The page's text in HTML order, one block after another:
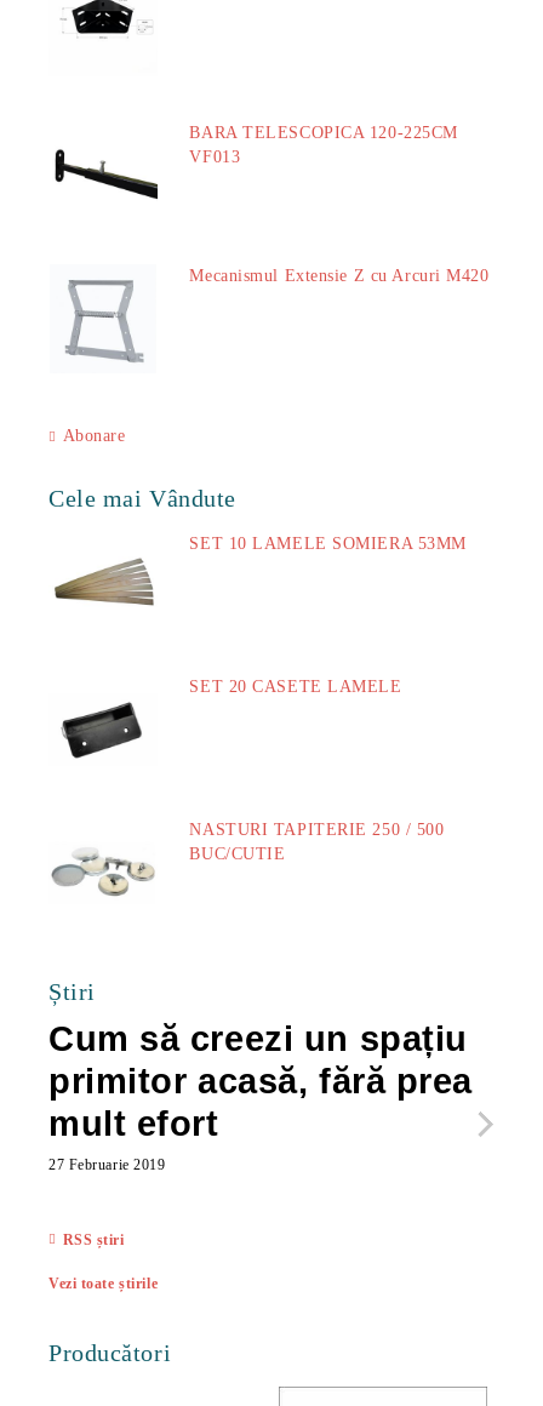
BARA TELESCOPICA 120-225CM
VF013
Mecanismul Extensie Z cu Arcuri M420
Abonare
Cele mai Vândute
SET 10 LAMELE SOMIERA 53MM
SET 20 CASETE LAMELE
NASTURI TAPITERIE 250 / 500
BUC/CUTIE
Știri
Cum să creezi un spațiu
primitor acasă, fără prea
mult efort
27 Februarie 2019
RSS știri
Vezi toate știrile
Producători